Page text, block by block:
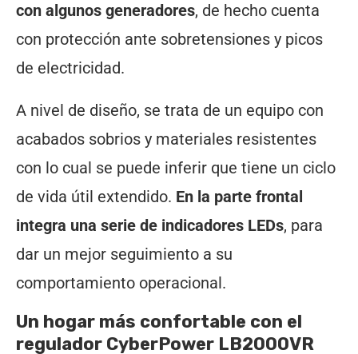
con algunos generadores, de hecho cuenta
con protección ante sobretensiones y picos
de electricidad.
A nivel de diseño, se trata de un equipo con
acabados sobrios y materiales resistentes
con lo cual se puede inferir que tiene un ciclo
de vida útil extendido. En la parte frontal
integra una serie de indicadores LEDs, para
dar un mejor seguimiento a su
comportamiento operacional.
Un hogar más confortable con el
regulador CyberPower LB2000VR